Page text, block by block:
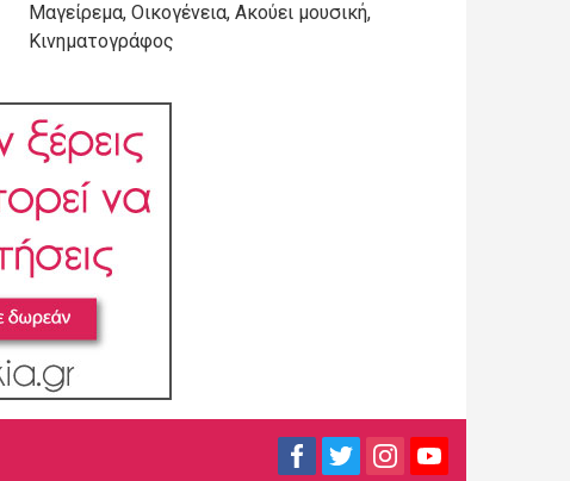
Μαγείρεμα, Οικογένεια, Ακούει μουσική,
Κινηματογράφος